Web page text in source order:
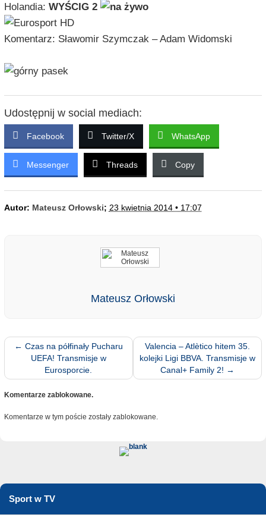
Holandia: WYŚCIG 2
Komentarz: Sławomir Szymczak – Adam Widomski
Udostępnij w social mediach:
Facebook Twitter/X WhatsApp
Messenger Threads Copy
Autor: Mateusz Orłowski; 23 kwietnia 2014 • 17:07
Mateusz Orłowski
← Czas na półfinały Pucharu
UEFA! Transmisje w
Eurosporcie.
Valencia – Atlètico hitem 35.
kolejki Ligi BBVA. Transmisje w
Canal+ Family 2! →
Komentarze zablokowane.
Komentarze w tym poście zostały zablokowane.
Sport w TV